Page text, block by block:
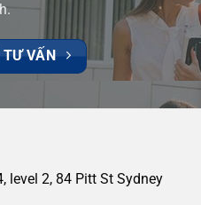
VẤN
level 2, 84 Pitt St Sydney